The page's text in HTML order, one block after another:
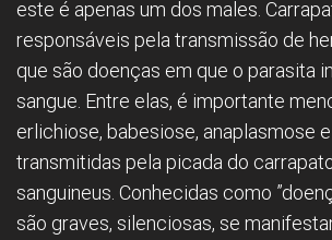
este é apenas um dos males.
responsáveis pela transmissão de
que são doenças em que o parasita
sangue. Entre elas, é importante
erlichiose, babesiose, anaplasmose
transmitidas pela picada do
sanguineus. Conhecidas como
são graves, silenciosas, se